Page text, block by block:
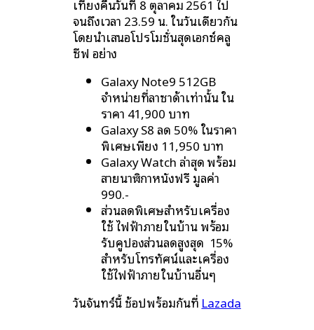
เที่ยงคืนวันที่ 8 ตุลาคม 2561 ไป
จนถึงเวลา 23.59 น. ในวันเดียวกัน
โดยนำเสนอโปรโมชั่นสุดเอกซ์คลู
ซีฟ อย่าง
Galaxy Note9 512GB
จำหน่ายที่ลาซาด้าเท่านั้น ใน
ราคา 41,900 บาท
Galaxy S8 ลด 50% ในราคา
พิเศษเพียง 11,950 บาท
Galaxy Watch ล่าสุด พร้อม
สายนาฬิกาหนังฟรี มูลค่า
990.-
ส่วนลดพิเศษสำหรับเครื่อง
ใช้ ไฟฟ้าภายในบ้าน พร้อม
รับคูปองส่วนลดสูงสุด 15%
สำหรับโทรทัศน์และเครื่อง
ใช้ไฟฟ้าภายในบ้านอื่นๆ
วันจันทร์นี้ ช้อปพร้อมกันที่ Lazada